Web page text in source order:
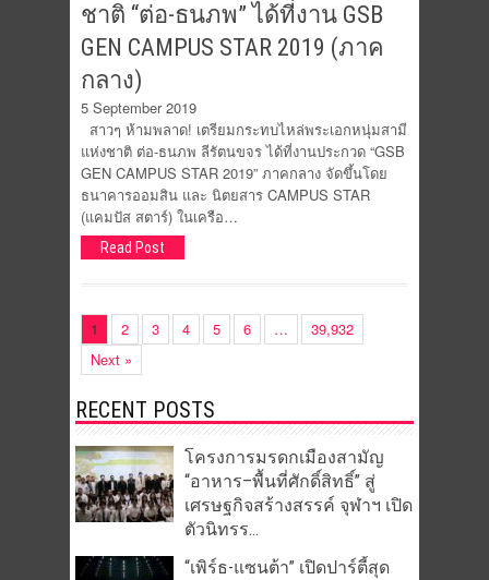
ชาติ “ต่อ-ธนภพ” ได้ที่งาน GSB
GEN CAMPUS STAR 2019 (ภาค
กลาง)
5 September 2019
สาวๆ ห้ามพลาด! เตรียมกระทบไหล่พระเอกหนุ่มสามี
แห่งชาติ ต่อ-ธนภพ ลีรัตนขจร ได้ที่งานประกวด “GSB
GEN CAMPUS STAR 2019” ภาคกลาง จัดขึ้นโดย
ธนาคารออมสิน และ นิตยสาร CAMPUS STAR
(แคมปัส สตาร์) ในเครือ…
Read Post
1 2 3 4 5 6 …
39,932
Next »
RECENT POSTS
โครงการมรดกเมืองสามัญ
“อาหาร–พื้นที่ศักดิ์สิทธิ์” สู่
เศรษฐกิจสร้างสรรค์ จุฬาฯ เปิด
ตัวนิทรร...
“เพิร์ธ-แซนต้า” เปิดปาร์ตี้สุด